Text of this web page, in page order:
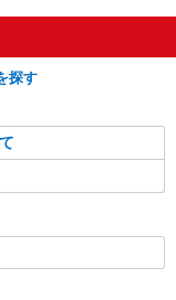
詳細を見る
融通が利くため子育
日払い有/週払い有/交
)＞
探す